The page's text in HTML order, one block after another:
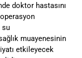
doktor hastasını
su
muayenesinin
etkileyecek